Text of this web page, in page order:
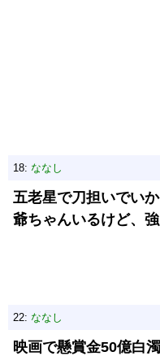
18: ななし
五老星で刀担いでい
爺ちゃんいるけど、
22: ななし
映画で懸賞金50億白